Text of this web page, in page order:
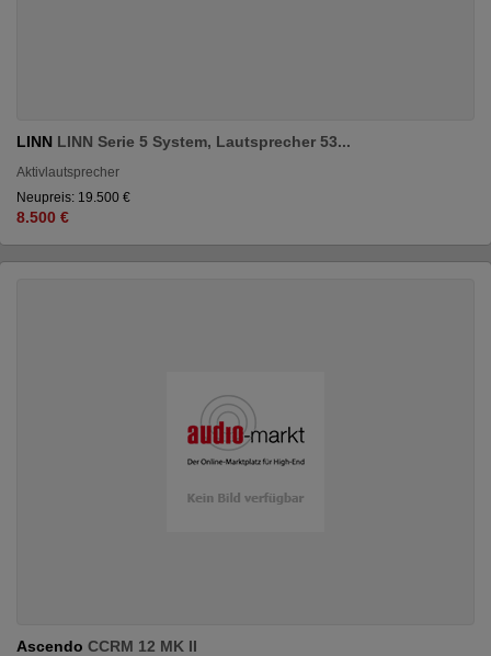
LINN LINN Serie 5 System, Lautsprecher 53...
Aktivlautsprecher
Neupreis: 19.500 €
8.500 €
Ascendo CCRM 12 MK II